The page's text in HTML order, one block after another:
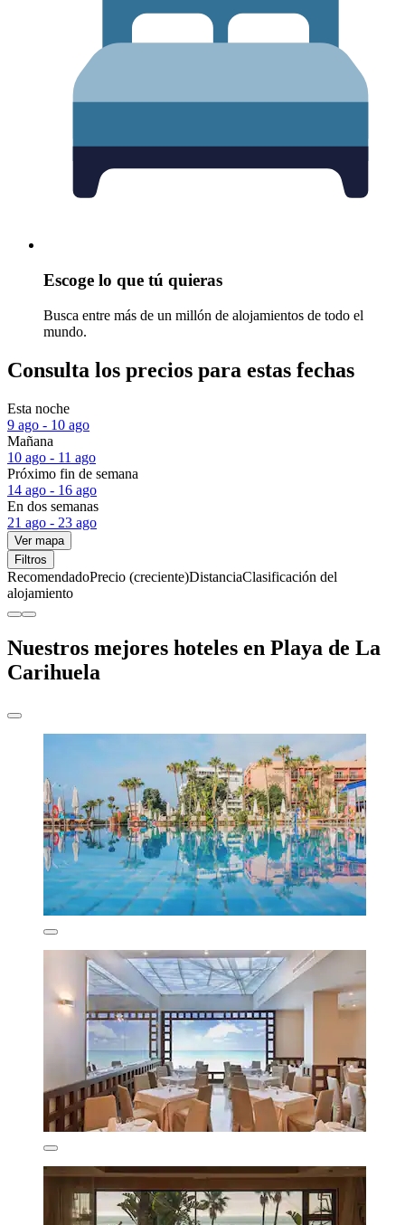
Escoge lo que tú quieras
Busca entre más de un millón de alojamientos de todo el
mundo.
Consulta los precios para estas fechas
Esta noche
9 ago - 10 ago
Mañana
10 ago - 11 ago
Próximo fin de semana
14 ago - 16 ago
En dos semanas
21 ago - 23 ago
Ver mapa
Filtros
RecomendadoPrecio (creciente)DistanciaClasificación del
alojamiento
Nuestros mejores hoteles en Playa de La
Carihuela